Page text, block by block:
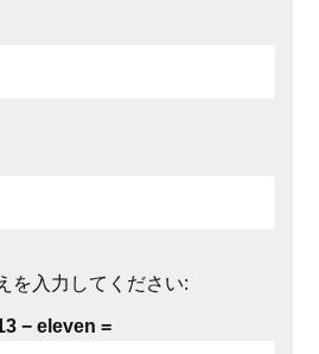
を入力してください:
− eleven =